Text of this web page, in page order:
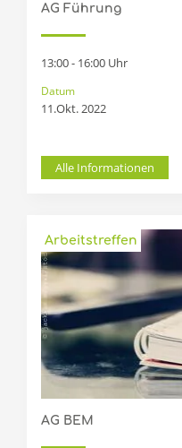
AG Führung
13:00 - 16:00 Uhr
Alle Informationen
Datum
11.Okt. 2022
AG BEM
Arbeitstreffen